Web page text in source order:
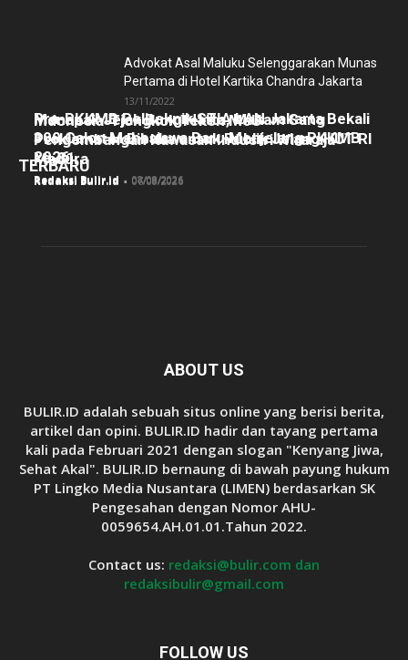
Advokat Asal Maluku Selenggarakan Munas
Pertama di Hotel Kartika Chandra Jakarta
13/11/2022
TERBARU
Pra-PKKMB Politeknik STIA LAN Jakarta Bekali
300 Calon Mahasiswa Baru Menjelang PKKMB
2026
Redaksi Bulir.id - 08/08/2026
Menapak Jejak Bung Hatta, Makam Sang
Proklamator Dibuka untuk Publik Jelang HUT RI
ke-81
Redaksi Bulir.id - 07/08/2026
Indonesia-Tiongkok Teken MoU
Pengembangan Kawasan Industri Wiraraja
Madura
Redaksi Bulir.id - 06/08/2026
ABOUT US
BULIR.ID adalah sebuah situs online yang berisi berita,
artikel dan opini. BULIR.ID hadir dan tayang pertama
kali pada Februari 2021 dengan slogan "Kenyang Jiwa,
Sehat Akal". BULIR.ID bernaung di bawah payung hukum
PT Lingko Media Nusantara (LIMEN) berdasarkan SK
Pengesahan dengan Nomor AHU-
0059654.AH.01.01.Tahun 2022.
Contact us: redaksi@bulir.com dan
redaksibulir@gmail.com
FOLLOW US